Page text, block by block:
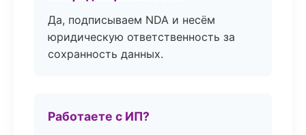
Да, подписываем NDA и несём
юридическую ответственность за
сохранность данных.
Работаете с ИП?